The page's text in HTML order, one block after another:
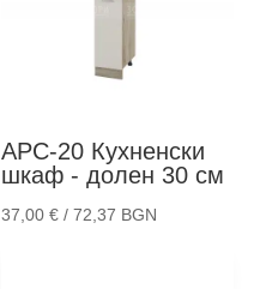
АРС-20 Кухненски
шкаф - долен 30 см
37,00€ / 72,37 BGN